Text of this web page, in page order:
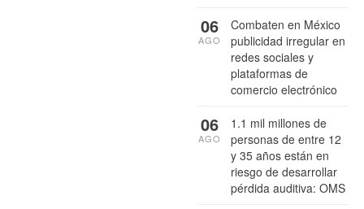
Combaten en México
publicidad irregular en
redes sociales y
plataformas de
comercio electrónico
06
AGO
1.1 mil millones de
personas de entre 12
y 35 años están en
riesgo de desarrollar
pérdida auditiva: OMS
06
AGO